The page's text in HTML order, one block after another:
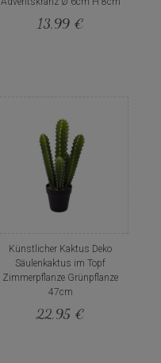
13,99 €
Künstlicher Kaktus Deko
Säulenkaktus im Topf
Zimmerpflanze Grünpflanze
47cm
22,95 €